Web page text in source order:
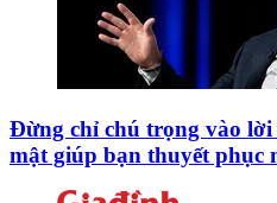
Đừng chỉ chú trọng vào
mật giúp bạn thuyết phục